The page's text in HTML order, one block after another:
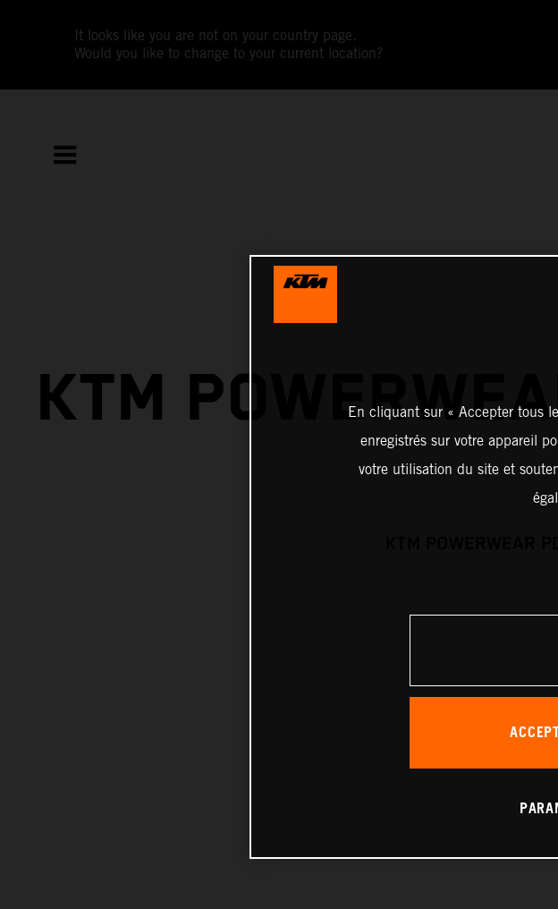
It looks like you are not on your country page.
Would you like to change to your current location?
KTM
En cliquant sur « Accepter tous
enregistrés sur votre appareil
votre utilisation du site et